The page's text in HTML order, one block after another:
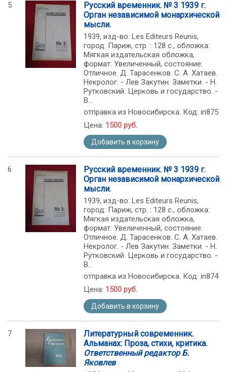
5
Русский временник. № 3 1939 г.
Орган независимой монархической
мысли.
1939, изд-во: Les Editeurs Reunis,
город: Париж, стр. : 128 c., обложка:
Мягкая издательская обложка,
формат: Увеличенный, состояние:
Отличное. Д. Тарасенков. С. А. Хатаев.
Некролог. - Лев Закутин. Заметки. - Н.
Рутковский. Церковь и государство. -
В...
отправка из Новосибирска. Код: in875
Цена: 1500 руб.
Добавить в корзину
6
Русский временник. № 3 1939 г.
Орган независимой монархической
мысли.
1939, изд-во: Les Editeurs Reunis,
город: Париж, стр. : 128 c., обложка:
Мягкая издательская обложка,
формат: Увеличенный, состояние:
Отличное. Д. Тарасенков. С. А. Хатаев.
Некролог. - Лев Закутин. Заметки. - Н.
Рутковский. Церковь и государство. -
В...
отправка из Новосибирска. Код: in874
Цена: 1500 руб.
Добавить в корзину
7
Литературный современник.
Альманах: Проза, стихи, критика.
Ответственный редактор Б.
Яковлев